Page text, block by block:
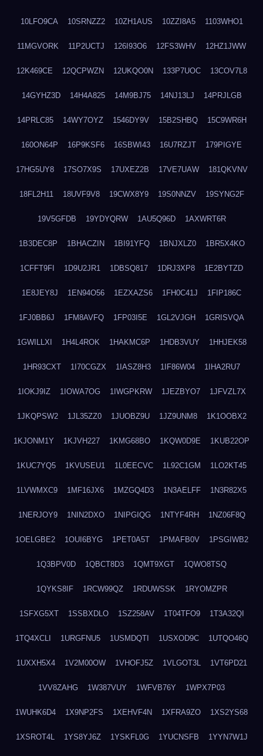
10LFO9CA 10SRNZZ2 10ZH1AUS 10ZZI8A5 1103WHO1
11MGVORK 11P2UCTJ 126I93O6 12FS3WHV 12HZ1JWW
12K469CE 12QCPWZN 12UKQO0N 133P7UOC 13COV7L8
14GYHZ3D 14H4A825 14M9BJ75 14NJ13LJ 14PRJLGB
14PRLC85 14WY7OYZ 1546DY9V 15B2SHBQ 15C9WR6H
160ON64P 16P9KSF6 16SBWI43 16U7RZJT 179PIGYE
17HG5UY8 17SO7X9S 17UXEZ2B 17VE7UAW 181QKVNV
18FL2H11 18UVF9V8 19CWX8Y9 19S0NNZV 19SYNG2F
19V5GFDB 19YDYQRW 1AU5Q96D 1AXWRT6R
1B3DEC8P 1BHACZIN 1BI91YFQ 1BNJXLZ0 1BR5X4KO
1CFFT9FI 1D9U2JR1 1DBSQ817 1DRJ3XP8 1E2BYTZD
1E8JEY8J 1EN94O56 1EZXAZS6 1FH0C41J 1FIP186C
1FJ0BB6J 1FM8AVFQ 1FP03I5E 1GL2VJGH 1GRISVQA
1GWILLXI 1H4L4ROK 1HAKMC6P 1HDB3VUY 1HHJEK58
1HR93CXT 1I70CGZX 1IASZ8H3 1IF86W04 1IHA2RU7
1IOKJ9IZ 1IOWA7OG 1IWGPKRW 1JEZBYO7 1JFVZL7X
1JKQPSW2 1JL35ZZ0 1JUOBZ9U 1JZ9UNM8 1K1OOBX2
1KJONM1Y 1KJVH227 1KMG68BO 1KQW0D9E 1KUB22OP
1KUC7YQ5 1KVUSEU1 1L0EECVC 1L92C1GM 1LO2KT45
1LVWMXC9 1MF16JX6 1MZGQ4D3 1N3AELFF 1N3R82X5
1NERJOY9 1NIN2DXO 1NIPGIQG 1NTYF4RH 1NZ06F8Q
1OELGBE2 1OUI6BYG 1PET0A5T 1PMAFB0V 1PSGIWB2
1Q3BPV0D 1QBCT8D3 1QMT9XGT 1QWO8TSQ
1QYKS8IF 1RCW99QZ 1RDUWSSK 1RYOMZPR
1SFXG5XT 1SSBXDLO 1SZ258AV 1T04TFO9 1T3A32QI
1TQ4XCLI 1URGFNU5 1USMDQTI 1USXOD9C 1UTQO46Q
1UXXH5X4 1V2M00OW 1VHOFJ5Z 1VLGOT3L 1VT6PD21
1VV8ZAHG 1W387VUY 1WFVB76Y 1WPX7P03
1WUHK6D4 1X9NP2FS 1XEHVF4N 1XFRA9ZO 1XS2YS68
1XSROT4L 1YS8YJ6Z 1YSKFL0G 1YUCNSFB 1YYN7W1J